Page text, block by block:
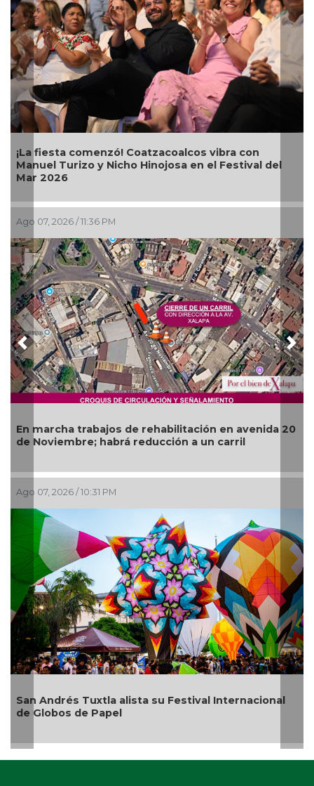
fiesta comenzó! Coatzacoalcos vibra con
Turizo y Nicho Hinojosa en el Festival del
2026
07, 2026 / 11:36 PM
marcha trabajos de rehabilitación en avenida 20
Noviembre; habrá reducción a un carril
07, 2026 / 10:31 PM
Andrés Tuxtla alista su Festival Internacional
Globos de Papel
Más
Previous